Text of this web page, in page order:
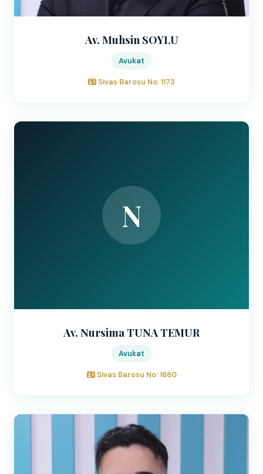
Av. Muhsin SOYLU
Avukat
Sivas Barosu No: 1173
N
Av. Nursima TUNA TEMUR
Avukat
Sivas Barosu No: 1660